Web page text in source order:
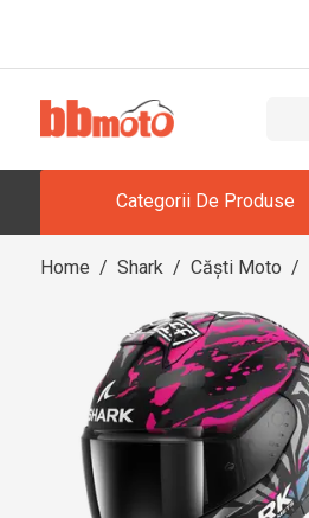
Categorii De Produse
Home / Shark / Căști Moto /